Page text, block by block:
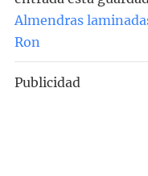
Almendras
Ron
Publicidad